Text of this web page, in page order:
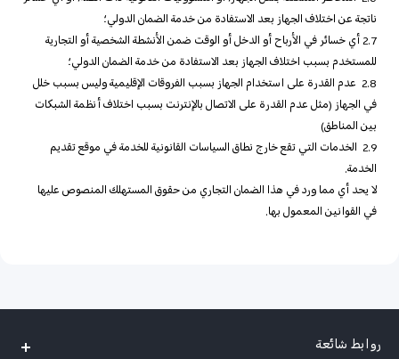
ناتجة عن اختلاف الجهاز بعد الاستفادة من خدمة الضمان الدولي؛
2.7 أي خسائر في الأرباح أو الدخل أو الوقت ضمن الأنشطة الشخصية أو التجارية
للمستخدم بسبب اختلاف الجهاز بعد الاستفادة من خدمة الضمان الدولي؛
2.8 عدم القدرة على استخدام الجهاز بسبب الفروقات الإقليمية وليس بسبب خلل
في الجهاز (مثل عدم القدرة على الاتصال بالإنترنت بسبب اختلاف أنظمة الشبكات
بين المناطق)
2.9 الخدمات التي تقع خارج نطاق السياسات القانونية للخدمة في موقع تقديم
الخدمة.
لا يحد أي مما ورد في هذا الضمان التجاري من حقوق المستهلك المنصوص عليها
في القوانين المعمول بها.
روابط شائعة